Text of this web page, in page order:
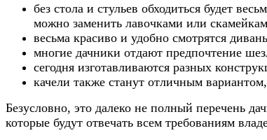
без стола и стульев обходиться будет
можно заменить лавочками или
весьма красиво и удобно смотрятся
многие дачники отдают предпочтение
сегодня изготавливаются разных
качели также станут отличным
Безусловно, это далеко не полный перечень
которые будут отвечать всем требованиям